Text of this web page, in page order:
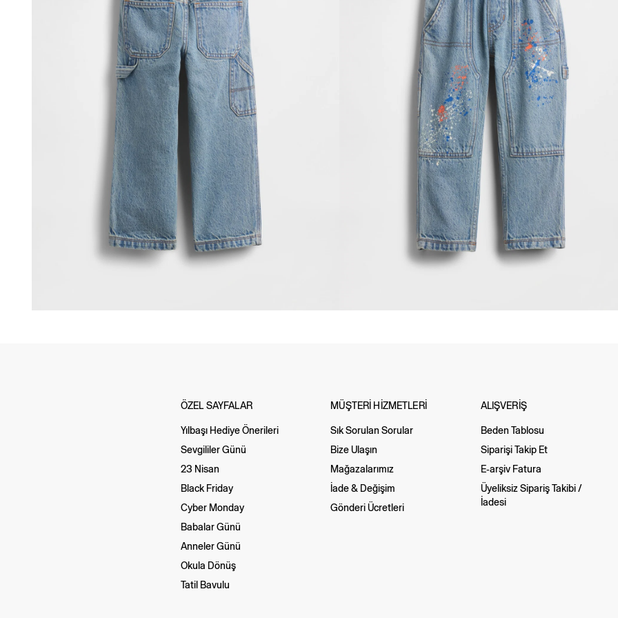
ÖZEL SAYFALAR
Yılbaşı Hediye Önerileri
Sevgililer Günü
23 Nisan
Black Friday
Cyber Monday
Babalar Günü
Anneler Günü
Okula Dönüş
Tatil Bavulu
MÜŞTERİ HİZMETLERİ
Sık Sorulan Sorular
Bize Ulaşın
Mağazalarımız
İade & Değişim
Gönderi Ücretleri
ALIŞVERİŞ
Beden Tablosu
Siparişi Takip Et
E-arşiv Fatura
Üyeliksiz Sipariş Takibi /
İadesi